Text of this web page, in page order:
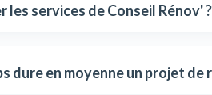
les services de Conseil Rénov' ?
dure en moyenne un projet de